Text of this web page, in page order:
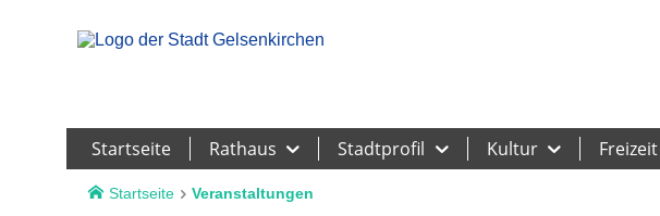
Startseite Rathaus Stadtprofil Kultur Freizeit
Startseite Veranstaltungen